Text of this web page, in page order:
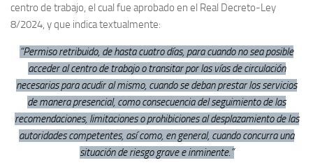
centro de trabajo, el cual fue aprobado en el Real Decreto-Ley
8/2024, y que indica textualmente:
“Permiso retribuido, de hasta cuatro días, para cuando no sea posible
acceder al centro de trabajo o transitar por las vías de circulación
necesarias para acudir al mismo, cuando se deban prestar los servicios
de manera presencial, como consecuencia del seguimiento de las
recomendaciones, limitaciones o prohibiciones al desplazamiento de las
autoridades competentes, así como, en general, cuando concurra una
situación de riesgo grave e inminente.”